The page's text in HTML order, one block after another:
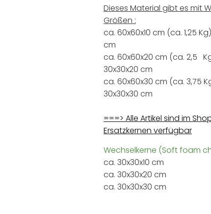
Dieses Material gibt es mit
Größen :
ca. 60x60x10 cm (ca. 1,25
cm
ca. 60x60x20 cm (ca. 2,5
30x30x20 cm
ca. 60x60x30 cm (ca. 3,75
30x30x30 cm
===> Alle Artikel sind im
Ersatzkernen verfügbar
Wechselkerne (Soft foam
ca. 30x30x10 cm
ca. 30x30x20 cm
ca. 30x30x30 cm